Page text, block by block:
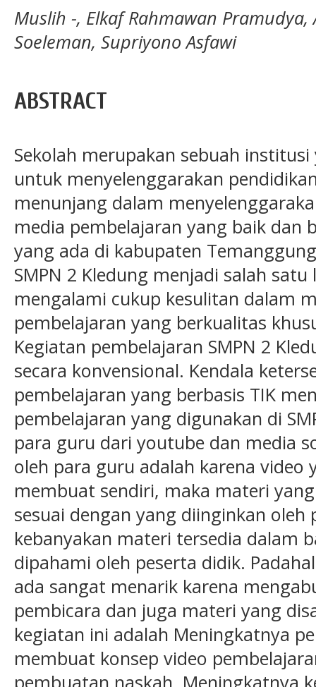
Muslih -, Elkaf Rahmawan
Soeleman, Supriyono Asfawi
ABSTRACT
Sekolah merupakan sebuah
untuk menyelenggarakan
menunjang dalam
media pembelajaran yang baik dan
yang ada di kabupaten
SMPN 2 Kledung menjadi salah
mengalami cukup kesulitan dalam
pembelajaran yang berkualitas
Kegiatan pembelajaran SMPN 2
secara konvensional. Kendala
pembelajaran yang berbasis TIK
pembelajaran yang digunakan di
para guru dari youtube dan media
oleh para guru adalah karena video
membuat sendiri, maka materi
sesuai dengan yang diinginkan oleh
kebanyakan materi tersedia dalam
dipahami oleh peserta didik.
ada sangat menarik karena
pembicara dan juga materi yang
kegiatan ini adalah Meningkatnya
membuat konsep video
pembuatan naskah. Meningkatnya